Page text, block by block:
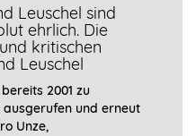
Leuschel sind
ehrlich. Die
kritischen
Leuschel
2001 zu
und erneut
Unze,